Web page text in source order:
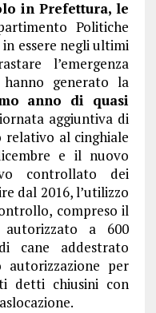
in Prefettura, le
Politiche
essere negli ultimi
l’emergenza
generato la
anno di quasi
aggiuntiva di
relativo al cinghiale
e il nuovo
controllato dei
dal 2016, l’utilizzo
compreso il
a 600
cane addestrato
per
detti chiusini con